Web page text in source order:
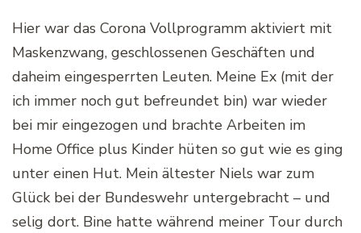
Hier war das Corona Vollprogramm aktiviert mit
Maskenzwang, geschlossenen Geschäften und
daheim eingesperrten Leuten. Meine Ex (mit der
ich immer noch gut befreundet bin) war wieder
bei mir eingezogen und brachte Arbeiten im
Home Office plus Kinder hüten so gut wie es ging
unter einen Hut. Mein ältester Niels war zum
Glück bei der Bundeswehr untergebracht – und
selig dort. Bine hatte während meiner Tour durch